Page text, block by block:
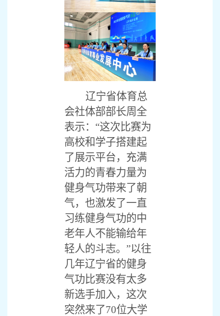
辽宁省体育总
会社体部部长周全
表示：“这次比赛为
高校和学子搭建起
了展示平台，充满
活力的青春力量为
健身气功带来了朝
气，也激发了一直
习练健身气功的中
老年人不能输给年
轻人的斗志。”以往
几年辽宁省的健身
气功比赛没有太多
新选手加入，这次
突然来了70位大学